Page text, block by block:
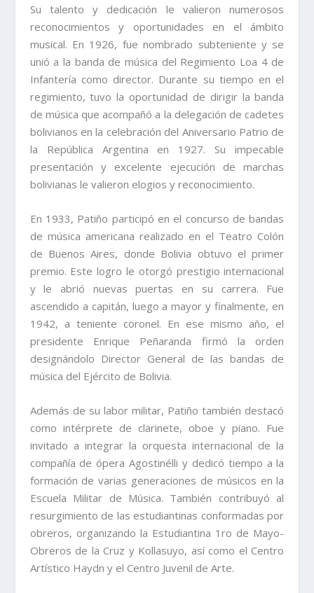
Su talento y dedicación le valieron numerosos
reconocimientos y oportunidades en el ámbito
musical. En 1926, fue nombrado subteniente y se
unió a la banda de música del Regimiento Loa 4 de
Infantería como director. Durante su tiempo en el
regimiento, tuvo la oportunidad de dirigir la banda
de música que acompañó a la delegación de cadetes
bolivianos en la celebración del Aniversario Patrio de
la República Argentina en 1927. Su impecable
presentación y excelente ejecución de marchas
bolivianas le valieron elogios y reconocimiento.
En 1933, Patiño participó en el concurso de bandas
de música americana realizado en el Teatro Colón
de Buenos Aires, donde Bolivia obtuvo el primer
premio. Este logro le otorgó prestigio internacional
y le abrió nuevas puertas en su carrera. Fue
ascendido a capitán, luego a mayor y finalmente, en
1942, a teniente coronel. En ese mismo año, el
presidente Enrique Peñaranda firmó la orden
designándolo Director General de las bandas de
música del Ejército de Bolivia.
Además de su labor militar, Patiño también destacó
como intérprete de clarinete, oboe y piano. Fue
invitado a integrar la orquesta internacional de la
compañía de ópera Agostinélli y dedicó tiempo a la
formación de varias generaciones de músicos en la
Escuela Militar de Música. También contribuyó al
resurgimiento de las estudiantinas conformadas por
obreros, organizando la Estudiantina 1ro de Mayo-
Obreros de la Cruz y Kollasuyo, así como el Centro
Artístico Haydn y el Centro Juvenil de Arte.